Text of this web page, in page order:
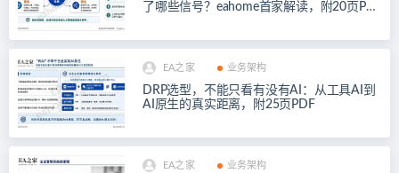
了哪些信号？eahome首家解读，附20页PD
EA之家 业务架构
DRP选型，不能只看有没有AI：从工具AI到
AI原生的真实距离，附25页PDF
EA之家 业务架构